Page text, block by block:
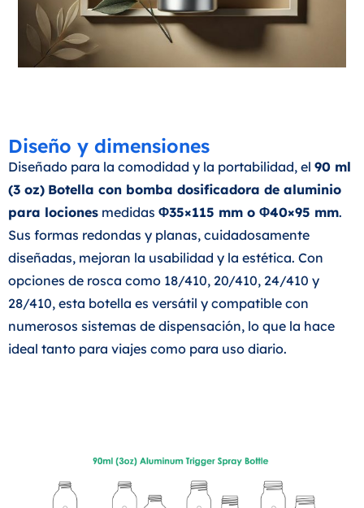
Diseño y dimensiones
Diseñado para la comodidad y la portabilidad, el 90 ml
(3 oz) Botella con bomba dosificadora de aluminio
para lociones medidas Φ35×115 mm o Φ40×95 mm.
Sus formas redondas y planas, cuidadosamente
diseñadas, mejoran la usabilidad y la estética. Con
opciones de rosca como 18/410, 20/410, 24/410 y
28/410, esta botella es versátil y compatible con
numerosos sistemas de dispensación, lo que la hace
ideal tanto para viajes como para uso diario.